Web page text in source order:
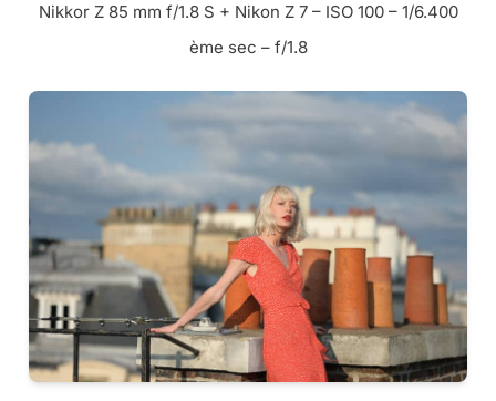
Nikkor Z 85 mm f/1.8 S + Nikon Z 7 – ISO 100 – 1/6.400
ème sec – f/1.8